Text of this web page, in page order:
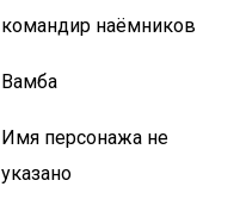
командир наёмников
Вамба
Имя персонажа не
указано